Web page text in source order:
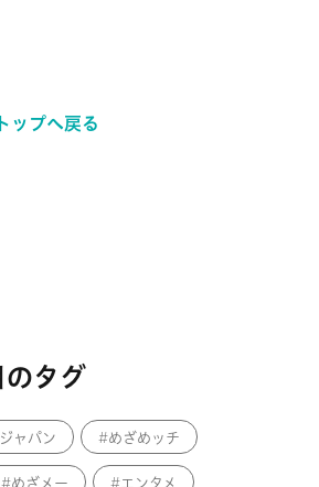
ップへ戻る
のタグ
ャパン めざめッチ
めざメー エンタメ